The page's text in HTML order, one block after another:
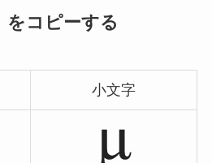
をコピーする
小文字